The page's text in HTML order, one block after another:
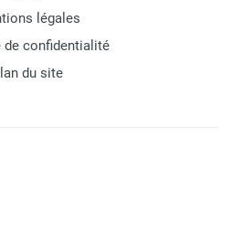
légales
de confidentialité
du site